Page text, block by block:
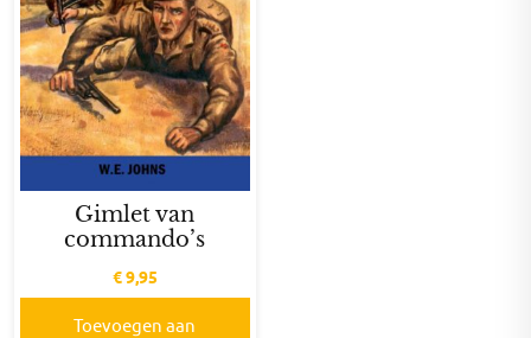
Gimlet van
commando’s
€9,95
Toevoegen aan